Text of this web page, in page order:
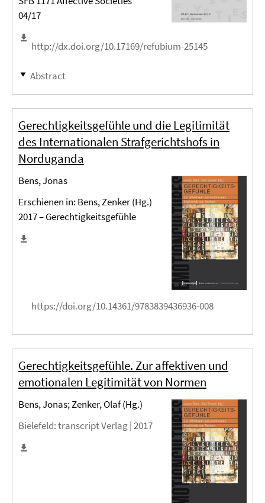
04/17
http://dx.doi.org/10.17169/refubium-25145
Abstract
Gerechtigkeitsgefühle und die Legitimität
des Internationalen Strafgerichtshofs in
Norduganda
Bens, Jonas
Erschienen in: Bens, Zenker (Hg.)
2017 – Gerechtigkeitsgefühle
https://doi.org/10.14361/9783839436936-008
Gerechtigkeitsgefühle. Zur affektiven und
emotionalen Legitimität von Normen
Bens, Jonas; Zenker, Olaf (Hg.)
Bielefeld: transcript Verlag |2017